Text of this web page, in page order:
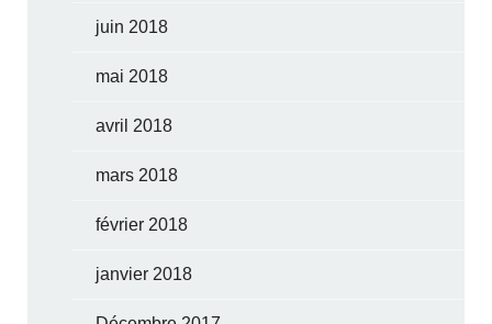
juin 2018
mai 2018
avril 2018
mars 2018
février 2018
janvier 2018